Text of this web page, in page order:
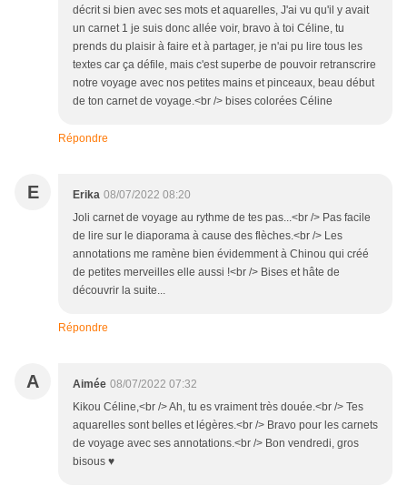
décrit si bien avec ses mots et aquarelles, J'ai vu qu'il y avait
un carnet 1 je suis donc allée voir, bravo à toi Céline, tu
prends du plaisir à faire et à partager, je n'ai pu lire tous les
textes car ça défile, mais c'est superbe de pouvoir retranscrire
notre voyage avec nos petites mains et pinceaux, beau début
de ton carnet de voyage.<br /> bises colorées Céline
Répondre
E Erika 08/07/2022 08:20
Joli carnet de voyage au rythme de tes pas...<br /> Pas facile
de lire sur le diaporama à cause des flèches.<br /> Les
annotations me ramène bien évidemment à Chinou qui créé
de petites merveilles elle aussi !<br /> Bises et hâte de
découvrir la suite...
Répondre
A Aimée 08/07/2022 07:32
Kikou Céline,<br /> Ah, tu es vraiment très douée.<br /> Tes
aquarelles sont belles et légères.<br /> Bravo pour les carnets
de voyage avec ses annotations.<br /> Bon vendredi, gros
bisous ♥